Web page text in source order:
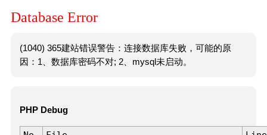
Database Error
(1040) 365建站错误警告：连接数据库失败，可能的原
因：1、数据库密码不对; 2、mysql未启动。
PHP Debug